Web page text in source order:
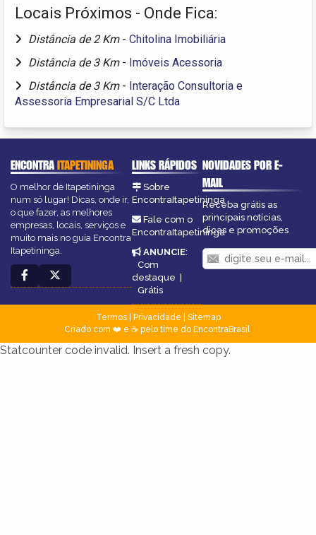
Locais Próximos - Onde Fica:
Distância de 2 Km - Chitolina Imobiliária
Distância de 3 Km - Imóveis Acessoria
Distância de 3 Km - Interação Consultoria e
Assessoria Empresarial S/C Ltda
ENCONTRAITAPETININGA
O melhor de Itapetininga
num só lugar! Dicas, onde ir,
o que fazer, as melhores
empresas, locais, serviços e
muito mais no guia Encontra
Itapetininga.
LINKS RÁPIDOS
Sobre
EncontraItapetininga
Fale com o
EncontraItapetininga
ANUNCIE:
Com
destaque |
Grátis
NOVIDADES POR E-
MAIL
Receba grátis as
principais notícias,
dicas e promoções
Termos| Privacidade
Sitemap
Criado com ❤️ e ☕ pelo time do EncontraBrasil
Statcounter code invalid. Insert a fresh copy.